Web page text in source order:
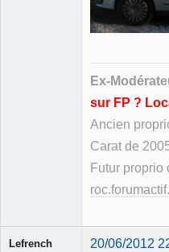
Ex-
sur FP ?
Ancien
Carat de
Futur proprio
Lefrench 20/06/2012